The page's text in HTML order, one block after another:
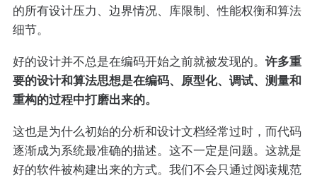
的所有设计压力、边界情况、库限制、性能权衡和算法
细节。
好的设计并不总是在编码开始之前就被发现的。 许多重
要的设计和算法思想是在编码、原型化、调试、测量和
重构的过程中打磨出来的。
这也是为什么初始的分析和设计文档经常过时，而代码
逐渐成为系统最准确的描述。这不一定是问题。这就是
好的软件被构建出来的方式。我们不会只通过阅读规范